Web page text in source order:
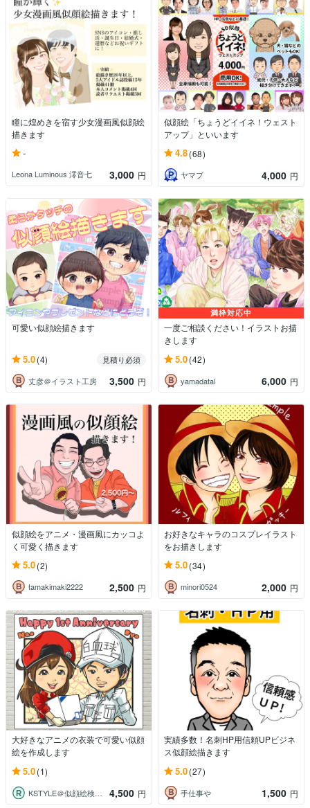
瞳に煌めきを宿す少女漫画風似顔絵
描きます
-
Leona Luminous 澪音七 3,000 円
似顔絵「ちょうどイイネ！ウェスト
アップ」といいます
4.8(68)
ヤマブ 4,000 円
可愛い似顔絵描きます
5.0(4)
見積り必須
丈彦＠イラスト工房
3,500 円
満枠対応中
一度ご相談ください！イラストお描
きします
5.0(42)
yamadatal 6,000 円
似顔絵をアニメ・漫画風にカッコよ
く可愛く描きます
5.0(2)
tamakimaki2222 2,500 円
お好きなキャラのコスプレイラスト
をお描きします
5.0(34)
minori0524 2,000 円
大好きなアニメの衣装で可愛い似顔
絵を作成します
5.0(1)
KSTYLE＠似顔絵検定協会公認似顔絵師 4,500 円
実績多数！名刺HP用信頼UPビジネ
ス似顔絵描きます
5.0(27)
手仕事や 1,500 円